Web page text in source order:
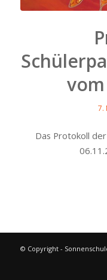
7.
Das Protokoll
© Copyright -